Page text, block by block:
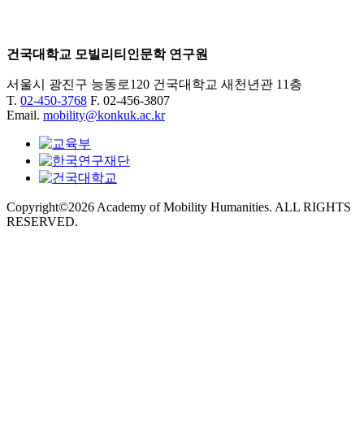
건국대학교 모빌리티인문학 연구원
서울시 광진구 능동로120 건국대학교 새천년관 11층
T. 02-450-3768 F. 02-456-3807
Email. mobility@konkuk.ac.kr
Copyright©2026 Academy of Mobility Humanities. ALL RIGHTS
RESERVED.